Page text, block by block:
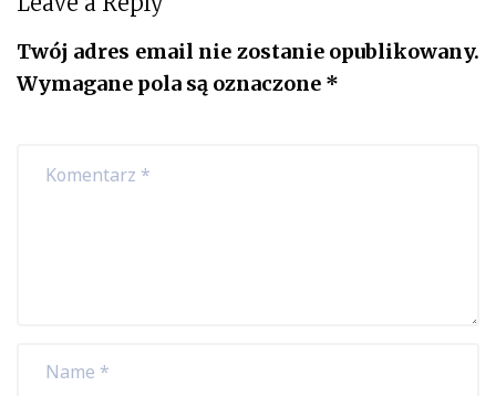
Twój adres email nie zostanie opublikowany.
Wymagane pola są oznaczone *